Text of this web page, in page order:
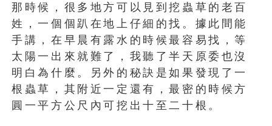
那時候，很多地方可以見到挖蟲草的老百
姓，一個個趴在地上仔細的找。據此間能
手講，在早晨有露水的時候最容易找，等
太陽一出來就難了，我聽了半天原委也沒
明白為什麼。另外的秘訣是如果發現了一
根蟲草，其附近一定還有，最密的時候方
圓一平方公尺內可挖出十至二十根。